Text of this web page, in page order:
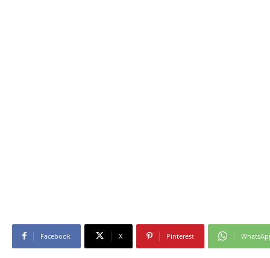
Facebook X Pinterest